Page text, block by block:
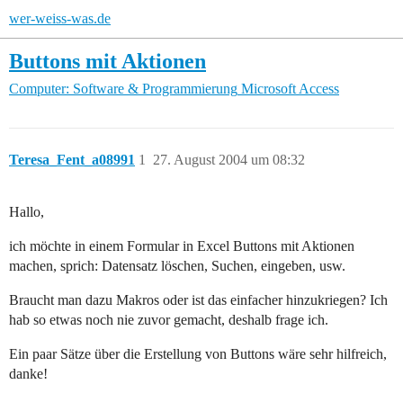
wer-weiss-was.de
Buttons mit Aktionen
Computer: Software & Programmierung Microsoft Access
Teresa_Fent_a08991 27. August 2004 um 08:32
1
Hallo,
ich möchte in einem Formular in Excel Buttons mit Aktionen
machen, sprich: Datensatz löschen, Suchen, eingeben, usw.
Braucht man dazu Makros oder ist das einfacher hinzukriegen? Ich
hab so etwas noch nie zuvor gemacht, deshalb frage ich.
Ein paar Sätze über die Erstellung von Buttons wäre sehr hilfreich,
danke!